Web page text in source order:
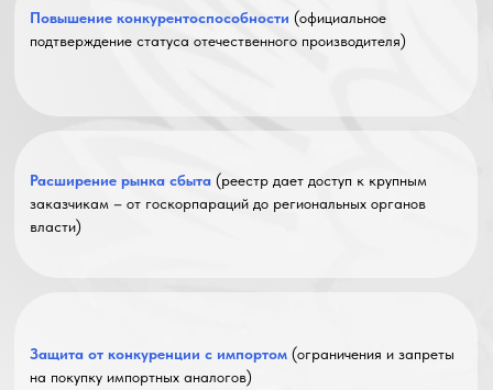
Повышение конкурентоспособности (официальное
подтверждение статуса отечественного производителя)
Расширение рынка сбыта(реестр дает доступ к крупным
заказчикам – от госкорпараций до региональных органов
власти)
Защита от конкуренции с импортом(ограничения и запреты
на покупку импортных аналогов)